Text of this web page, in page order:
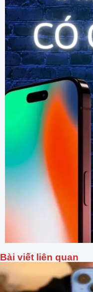
Bài viết liên quan